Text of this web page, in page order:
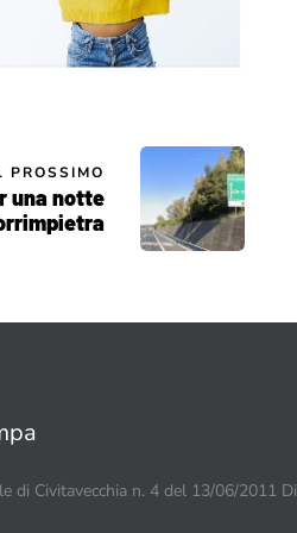
PROSSIMO
una notte
Civitavecchia n. 4 del 13/06/2011